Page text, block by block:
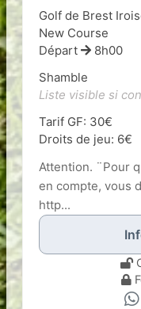
Golf de Brest
New Course
Départ
8h00
Shamble
Liste visible si
Tarif GF: 30€
Droits de jeu: 6€
Attention. ¨Pour
en compte, vous
http...